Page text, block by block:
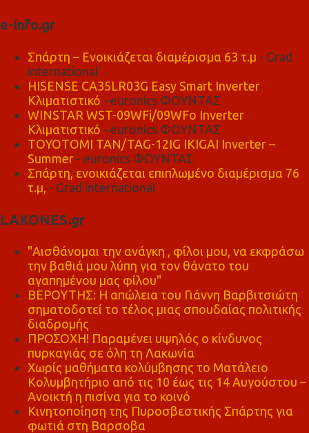
e-info.gr
Σπάρτη – Ενοικιάζεται διαμέρισμα 63 τ.μ - Grad
international
HISENSE CA35LR03G Easy Smart Inverter
Κλιματιστικό - euronics ΦΟΥΝΤΑΣ
WINSTAR WST-09WFi/09WFo Inverter
Κλιματιστικό - euronics ΦΟΥΝΤΑΣ
TOYOTOMI TAN/TAG-12IG IKIGAI Inverter –
Summer - euronics ΦΟΥΝΤΑΣ
Σπάρτη, ενοικιάζεται επιπλωμένο διαμέρισμα 76
τ.μ, - Grad international
LAKONES.gr
"Αισθάνομαι την ανάγκη , φίλοι μου, να εκφράσω
την βαθιά μου λύπη για τον θάνατο του
αγαπημένου μας φίλου"
ΒΕΡΟΥΤΗΣ: Η απώλεια του Γιάννη Βαρβιτσιώτη
σηματοδοτεί το τέλος μιας σπουδαίας πολιτικής
διαδρομής
ΠΡΟΣΟΧΗ! Παραμένει υψηλός ο κίνδυνος
πυρκαγιάς σε όλη τη Λακωνία
Χωρίς μαθήματα κολύμβησης το Ματάλειο
Κολυμβητήριο από τις 10 έως τις 14 Αυγούστου –
Ανοικτή η πισίνα για το κοινό
Κινητοποίηση της Πυροσβεστικής Σπάρτης για
φωτιά στη Βαρσοβα